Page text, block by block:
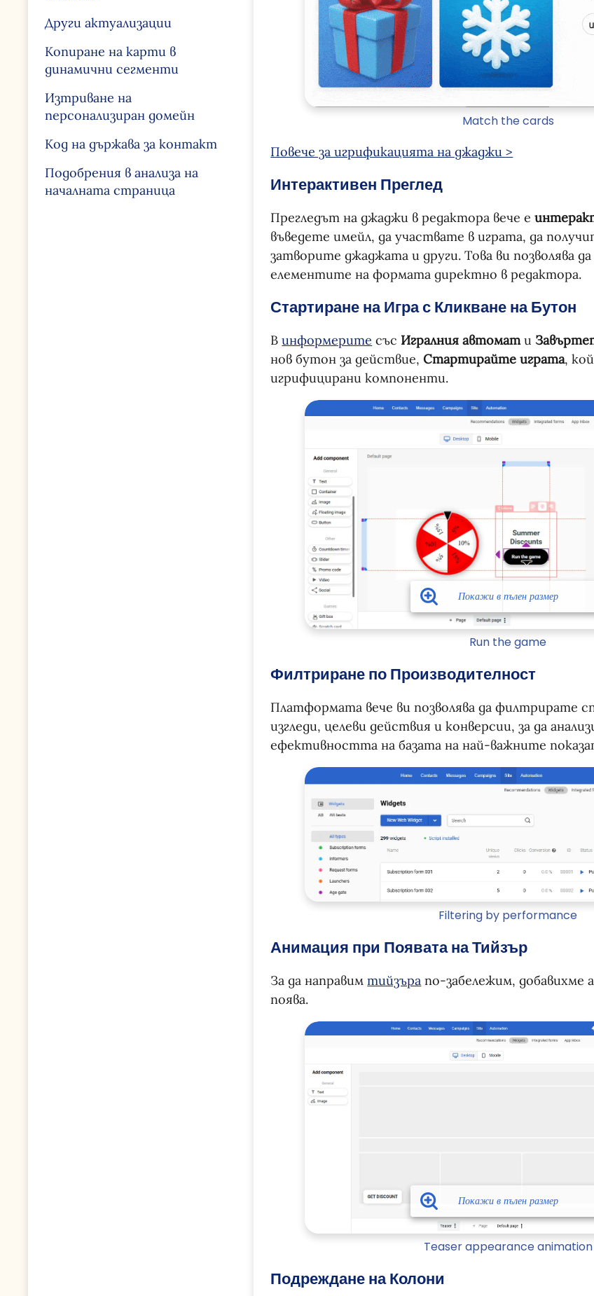
Други актуализации
Копиране на карти в
динамични сегменти
Изтриване на
персонализиран домейн
Код на държава за контакт
Подобрения в анализа на
началната страница
Match the cards
Повече за игрификацията на джаджи >
Интерактивен Преглед
Прегледът на джаджи в редактора вече е
въведете имейл, да участвате в играта, да
затворите джаджата и други. Това ви позволява
елементите на формата директно в редактора.
Стартиране на Игра с Кликване на Бутон
Винформерите със Игралния автомати
нов бутон за действие,Стартирайте играта,
игрифицирани компоненти.
Run the game
Филтриране по Производителност
Платформата вече ви позволява да филтрирате
изгледи, целеви действия и конверсии, за да
ефективността на базата на най-важните
Filtering by performance
Анимация при Появата на Тийзър
За да направимтийзъра по-забележим, добавихме
поява.
Teaser appearance animation
Подреждане на Колони